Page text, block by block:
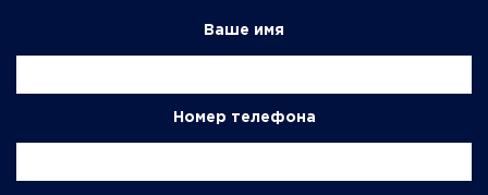
Ваше имя
Номер телефона